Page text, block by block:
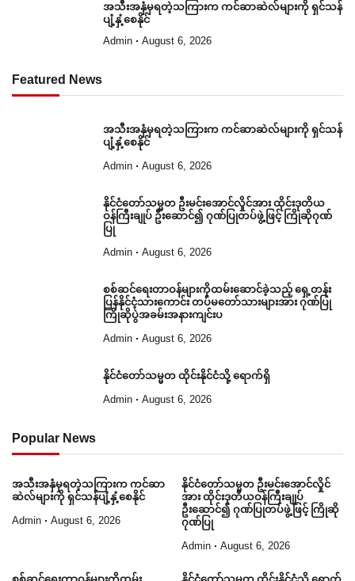
အသီးအနှံမှရတဲ့သကြားက ကင်ဆာဆဲလ်များကို ရှင်သန်
ပျံ့နှံ့စေနိုင်
Admin August 6, 2026
Featured News
အသီးအနှံမှရတဲ့သကြားက ကင်ဆာဆဲလ်များကို ရှင်သန်
ပျံ့နှံ့စေနိုင်
Admin August 6, 2026
နိုင်ငံတော်သမ္မတ ဦးမင်းအောင်လှိုင်အား ထိုင်းဒုတိယ
ဝန်ကြီးချုပ် ဦးဆောင်၍ ဂုဏ်ပြုတပ်ဖွဲ့ဖြင့် ကြိုဆိုဂုဏ်
ပြု
Admin August 6, 2026
စစ်ဆင်ရေးတာဝန်များကိုထမ်းဆောင်ခဲ့သည့် ရှေ့တန်း
ပြန်နိုင်ငံ့သားကောင်း တပ်မတော်သားများအား ဂုဏ်ပြု
ကြိုဆိုပွဲအခမ်းအနားကျင်းပ
Admin August 6, 2026
နိုင်ငံတော်သမ္မတ ထိုင်းနိုင်ငံသို့ ရောက်ရှိ
Admin August 6, 2026
Popular News
အသီးအနှံမှရတဲ့သကြားက ကင်ဆာ
ဆဲလ်များကို ရှင်သန်ပျံ့နှံ့စေနိုင်
Admin August 6, 2026
နိုင်ငံတော်သမ္မတ ဦးမင်းအောင်လှိုင်
အား ထိုင်းဒုတိယဝန်ကြီးချုပ်
ဦးဆောင်၍ ဂုဏ်ပြုတပ်ဖွဲ့ဖြင့် ကြိုဆို
ဂုဏ်ပြု
Admin August 6, 2026